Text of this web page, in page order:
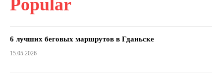
Popular
6 лучших беговых маршрутов в Гданьске
15.05.2026